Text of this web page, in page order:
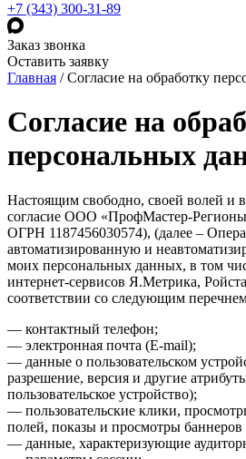
+7 (343) 300-31-89
Заказ звонка
Оставить заявку
Главная /Согласие на обработку
Согласие на
персональных
Настоящим свободно, своей волей и
согласие ООО «ПрофМастер-
ОГРН 1187456030574), (далее –
автоматизированную и
моих персональных данных, в том
интернет-сервисов Я.Метрика,
соответствии со следующим
— контактный телефон;
— электронная почта (E-mail);
— данные о пользовательском
разрешение, версия и другие
пользовательское устройство);
— пользовательские клики,
полей, показы и просмотры баннеров
— данные, характеризующие